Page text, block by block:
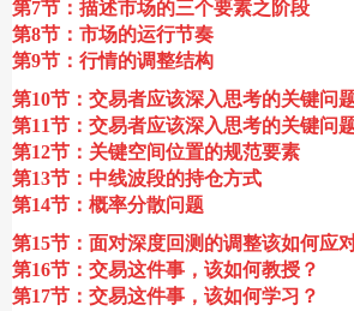
第7节：描述市场的三个要素之阶段
第8节：市场的运行节奏
第9节：行情的调整结构
第10节：交易者应该深入思考的关键问题
第11节：交易者应该深入思考的关键问题
第12节：关键空间位置的规范要素
第13节：中线波段的持仓方式
第14节：概率分散问题
第15节：面对深度回测的调整该如何应
第16节：交易这件事，该如何教授？
第17节：交易这件事，该如何学习？